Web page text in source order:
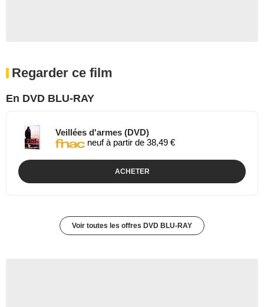
Regarder ce film
En DVD BLU-RAY
Veillées d'armes (DVD)
neuf à partir de 38,49 €
ACHETER
Voir toutes les offres DVD BLU-RAY